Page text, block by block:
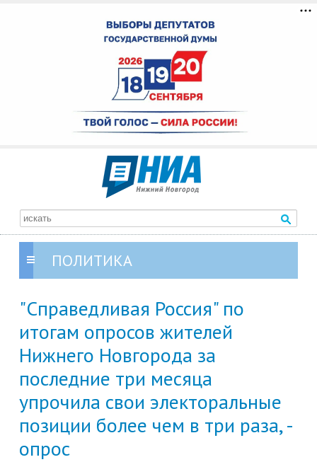
ПОЛИТИКА
"Справедливая Россия" по
итогам опросов жителей
Нижнего Новгорода за
последние три месяца
упрочила свои электоральные
позиции более чем в три раза, -
опрос